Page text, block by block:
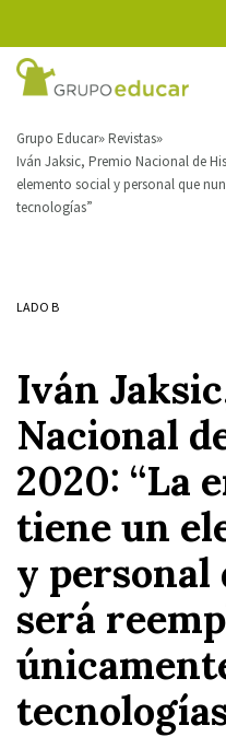
Grupo Educar Revistas
Iván Jaksic, Premio Nacional de
elemento social y personal que
tecnologías”
LADO B
Iván
Nacional
2020: “La
tiene un
y personal
será